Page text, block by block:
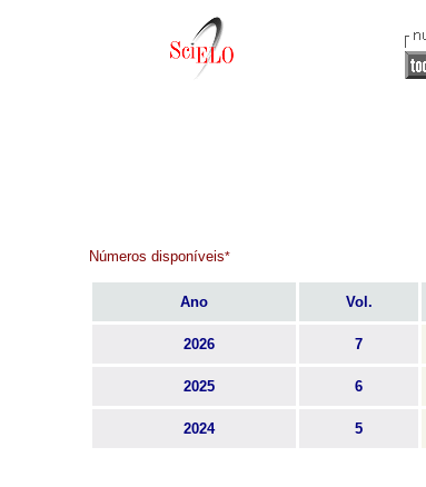
Números disponíveis*
Ano Vol.
2026 7
2025 6
2024 5